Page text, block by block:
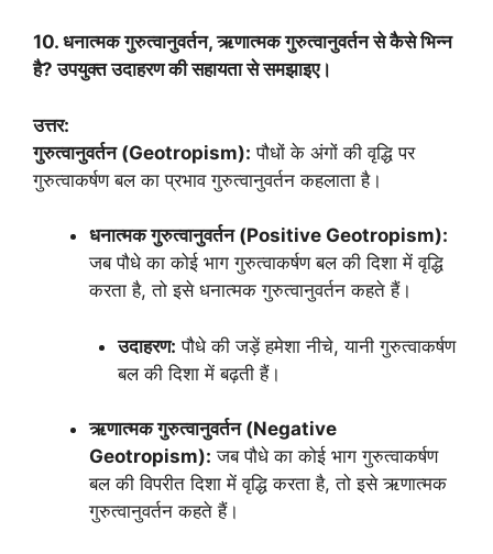
10. धनात्मक गुरुत्वानुवर्तन, ऋणात्मक गुरुत्वानुवर्तन से कैसे भिन्न
है? उपयुक्त उदाहरण की सहायता से समझाइए।
उत्तर:
गुरुत्वानुवर्तन (Geotropism): पौधों के अंगों की वृद्धि पर
गुरुत्वाकर्षण बल का प्रभाव गुरुत्वानुवर्तन कहलाता है।
धनात्मक गुरुत्वानुवर्तन (Positive Geotropism):
जब पौधे का कोई भाग गुरुत्वाकर्षण बल की दिशा में वृद्धि
करता है, तो इसे धनात्मक गुरुत्वानुवर्तन कहते हैं।
उदाहरण: पौधे की जड़ें हमेशा नीचे, यानी गुरुत्वाकर्षण
बल की दिशा में बढ़ती हैं।
ऋणात्मक गुरुत्वानुवर्तन (Negative
Geotropism): जब पौधे का कोई भाग गुरुत्वाकर्षण
बल की विपरीत दिशा में वृद्धि करता है, तो इसे ऋणात्मक
गुरुत्वानुवर्तन कहते हैं।